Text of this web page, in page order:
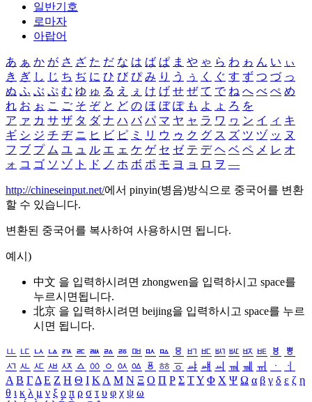
일반기호
로마자
아랍어
あ ぁ か が さ ざ た だ な は ば ぱ ま や ゃ ら わ ゎ ん い ぃ
き ぎ し じ ち ぢ に ひ び ぴ み り う ぅ く ぐ す ず つ づ っ
ぬ ふ ぶ ぷ む ゆ ゅ る え ぇ け げ せ ぜ て で ね へ べ ぺ め
れ お ぉ こ ご そ ぞ と ど の ほ ぼ ぽ も よ ょ ろ を
ア ァ カ サ ザ タ ダ ナ ハ バ パ マ ヤ ャ ラ ワ ヮ ン イ ィ キ
ギ シ ジ チ ヂ ニ ヒ ビ ピ ミ リ ウ ゥ ク グ ス ズ ツ ヅ ッ ヌ
フ ブ プ ム ユ ュ ル エ ェ ケ ゲ セ ゼ テ デ ヘ ベ ペ メ レ オ
ォ コ ゴ ソ ゾ ト ド ノ ホ ボ ポ モ ヨ ョ ロ ヲ ―
http://chineseinput.net/에서 pinyin(병음)방식으로 중국어를 변환
할 수 있습니다.
변환된 중국어를 복사하여 사용하시면 됩니다.
예시)
中文 을 입력하시려면 zhongwen을 입력하시고 space를
누르시면됩니다.
北京 을 입력하시려면 beijing을 입력하시고 space를 누르
시면 됩니다.
ㅥ ㅦ ㅧ ㅨ ㅩ ㅪ ㅫ ㅬ ㅭ ㅮ ㅯ ㅰ ㅱ ㅲ ㅳ ㅴ ㅵ ㅶ ㅷ ㅸ
ㅹ
ㅺ ㅻ ㅼ ㅽ ㅾ ㅿ ㆀ ㆁ ㆂ ㆃ ㆄ ㆅ ㆆ ㆇ ㆈ ㆉ ㆊ ㆋ ㆌ ㆍ
ㆎ
Α Β ΓΔ Ε Ζ Η Θ Ι ΚΛ Μ Ν Ξ Ο Π Ρ Σ ΤΥ Φ Χ Ψ Ω α β γ δ ε ζ η
θ ι κ λ μ ν ξ ο π ρ σ τ υ φ χ ψ ω